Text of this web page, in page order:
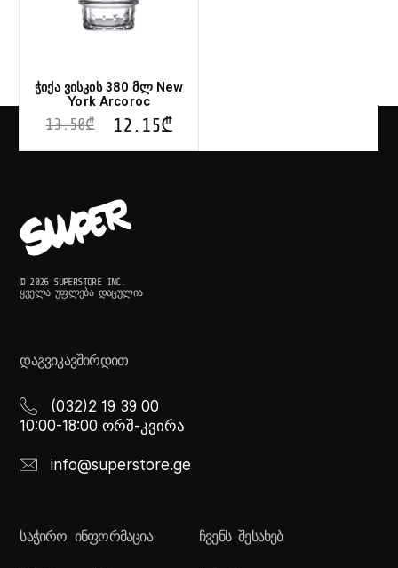
ჭიქა ვისკის 380 მლ New
York Arcoroc
13.50₾ 12.15₾
© 2026 SUPERSTORE INC.
ᲧᲕᲔᲚᲐ ᲣᲤᲚᲔᲑᲐ ᲓᲐᲪᲣᲚᲘᲐ
ᲓᲐᲒᲕᲘᲙᲐᲕᲨᲘᲠᲓᲘᲗ
(032)2 19 39 00
10:00-18:00 ორშ-კვირა
info@superstore.ge
ᲡᲐᲭᲘᲠᲝ ᲘᲜᲤᲝᲠᲛᲐᲪᲘᲐ ᲩᲕᲔᲜᲡ ᲨᲔᲡᲐᲮᲔᲑ